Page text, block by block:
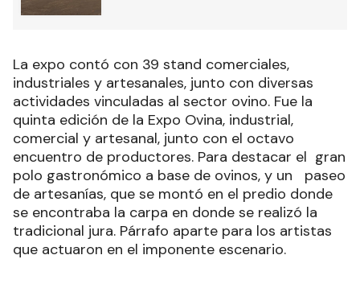
La expo contó con 39 stand comerciales,
industriales y artesanales, junto con diversas
actividades vinculadas al sector ovino. Fue la
quinta edición de la Expo Ovina, industrial,
comercial y artesanal, junto con el octavo
encuentro de productores. Para destacar el gran
polo gastronómico a base de ovinos, y un paseo
de artesanías, que se montó en el predio donde
se encontraba la carpa en donde se realizó la
tradicional jura. Párrafo aparte para los artistas
que actuaron en el imponente escenario.